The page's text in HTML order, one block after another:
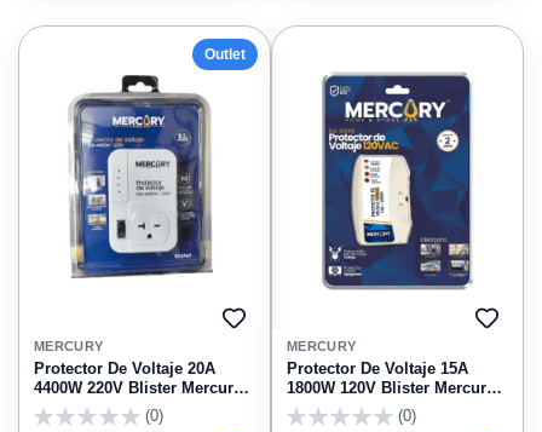
Outlet
AGREGAR
FAVORITOS
MERCURY
Protector De Voltaje 20A
4400W 220V Blister Mercury
ECA147
(0)
MERCURY
Protector De Voltaje 15A
1800W 120V Blister Mercury
ECA110
(0)